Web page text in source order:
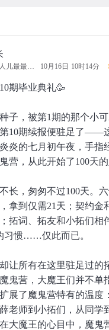
爱学习的人儿最最可爱 10月16日 10时14分
期毕业典礼🥳
子，被第1期的那个小可
10期续报便驻足了——
炎的七月初午夜，手指
营，从此开始了100天的
长，匆匆不过100天。
拿到仅需21天；契约金
拓词、拓友和小拓们相
习惯……仅此而已。
让所有在这里驻足过的
鬼营，大魔王们并不单
展了魔鬼营特有的温度
老师到小拓们，从同学
魔王的心目中，魔鬼